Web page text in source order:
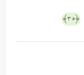
﴿٣٥﴾